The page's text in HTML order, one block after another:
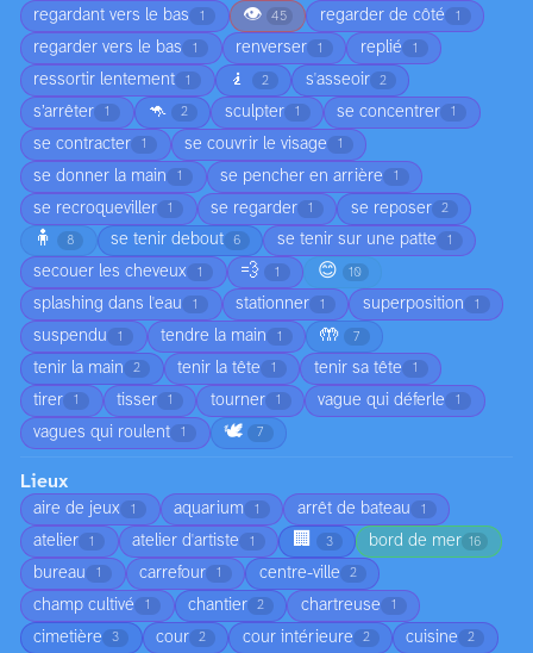
regardant vers le bas 1 👁️ 45 regarder de côté 1
regarder vers le bas 1 renverser 1 replié 1
ressortir lentement 1 🧎 2 s'asseoir 2
s’arrêter 1 🦘 2 sculpter 1 se concentrer 1
se contracter 1 se couvrir le visage 1
se donner la main 1 se pencher en arrière 1
se recroqueviller 1 se regarder 1 se reposer 2
🧍 8 se tenir debout 6 se tenir sur une patte 1
secouer les cheveux 1 💨 1 😊 10
splashing dans l'eau 1 stationner 1 superposition 1
suspendu 1 tendre la main 1 🤲 7
tenir la main 2 tenir la tête 1 tenir sa tête 1
tirer 1 tisser 1 tourner 1 vague qui déferle 1
vagues qui roulent 1 🕊️ 7
Lieux
aire de jeux 1 aquarium 1 arrêt de bateau 1
atelier 1 atelier d'artiste 1 🏢 3 bord de mer 16
bureau 1 carrefour 1 centre-ville 2
champ cultivé 1 chantier 2 chartreuse 1
cimetière 3 cour 2 cour intérieure 2 cuisine 2